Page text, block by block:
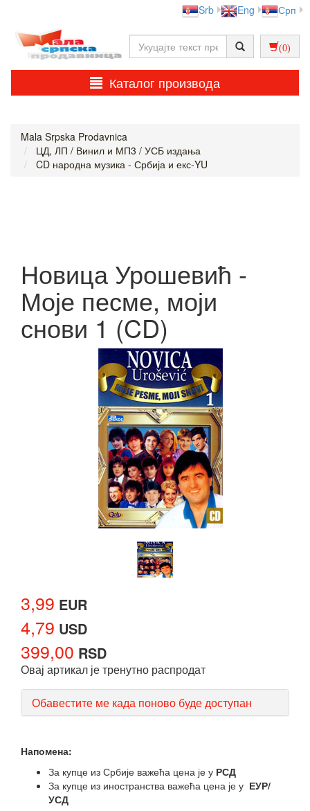
Srb Eng Срп
(0)
Каталог производа
Mala Srpska Prodavnica
ЦД, ЛП / Винил и МП3 / УСБ издања
CD народна музика - Србија и екс-YU
Новица Урошевић -
Моје песме, моји
снови 1 (CD)
3,99 EUR
4,79 USD
399,00 RSD
Овај артикал је тренутно распродат
Обавестите ме када поново буде доступан
Напомена:
За купце из Србије важећа цена је у РСД
За купце из иностранства важећа цена је у ЕУР/
УСД